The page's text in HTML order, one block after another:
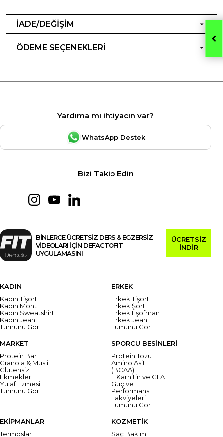
İADE/DEĞİŞİM
ÖDEME SEÇENEKLERİ
Yardıma mı ihtiyacın var?
WhatsApp Destek
Bizi Takip Edin
BİNLERCE ÜCRETSİZ DERS & EGZERSİZ
VİDEOLARI İÇİN DEFACTOFIT
UYGULAMASINI
ÜCRETSİZ
İNDİR
KADIN
Kadın Tişört
Kadın Mont
Kadın Sweatshirt
Kadın Jean
Tümünü Gör
ERKEK
Erkek Tişört
Erkek Şort
Erkek Eşofman
Erkek Jean
Tümünü Gör
MARKET
Protein Bar
Granola & Müsli
Glutensiz
Ekmekler
Yulaf Ezmesi
Tümünü Gör
SPORCU BESİNLERİ
Protein Tozu
Amino Asit
(BCAA)
L Karnitin ve CLA
Güç ve
Performans
Takviyeleri
Tümünü Gör
EKİPMANLAR
Termoslar
KOZMETİK
Saç Bakım